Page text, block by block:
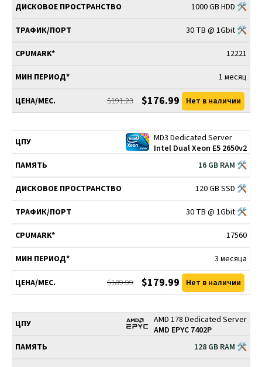
1000 GB HDD 🛠
30 TB @ 1Gbit 🛠
12221
1 месяц
$191.23 $176.99 Нет в наличии
MD3 Dedicated Server
Intel Dual Xeon E5 2650v2
16 GB RAM 🛠
120 GB SSD 🛠
30 TB @ 1Gbit 🛠
17560
3 месяца
$189.99 $179.99 Нет в наличии
AMD 178 Dedicated Server
AMD EPYC 7402P
128 GB RAM 🛠